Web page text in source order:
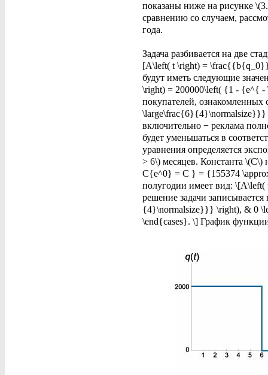
показаны ниже на рисунке
сравнению со случаем,
года.
Задача разбивается на две
[A\left( t \right) =
будут иметь следующие
\right) = 200000\left( {1 - {e^{
покупателей,
\large\frac{6}{4}\normalsize}}}
включительно − реклама
будет уменьшаться в
уравнения определяется
> 6\) месяцев. Константа
C{e^0} = C } = {155374
полугодии имеет вид:
решение задачи
{4}\normalsize}}} \right), & 0
\end{cases}. \] График